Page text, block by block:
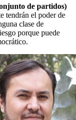
de partidos)
tendrán el poder de
clase de
porque puede